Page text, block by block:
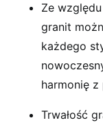
Ze
granit
każdego
harmonię z
Trwałość